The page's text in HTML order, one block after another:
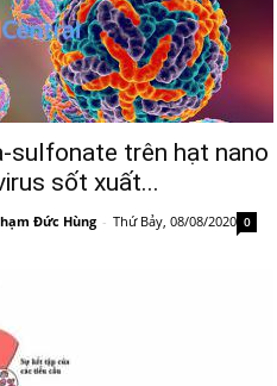
sulfonate trên hạt nano
sốt xuất...
Đức Hùng - Thứ Bảy, 08/08/2020 0